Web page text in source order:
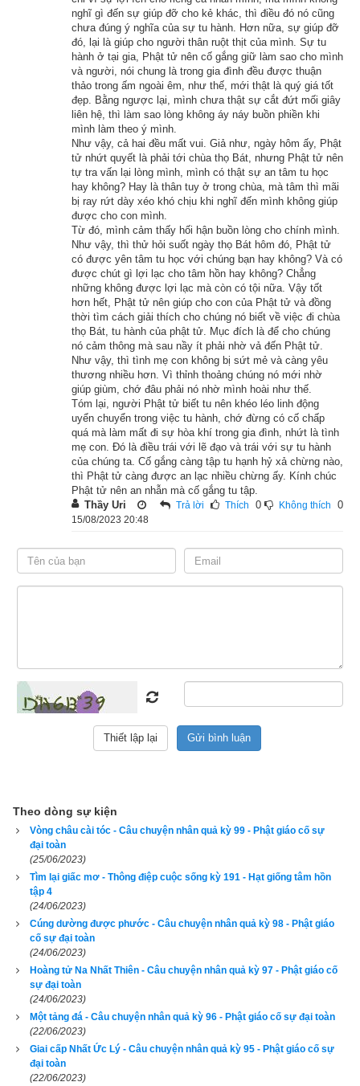
Số là cách Vương Xá Thành không xa, trong khu rừng trúc có
một con rắn độc ghê rợn ẩn náu. Giả như có người đi ngang
khu rừng đó, thì lửa giận của nó phừng lên, nó bèn nhìn người
ấy một cách độc ác. Nếu như người đó đến gần nó hơn một
chút thì nó liền dùng khí độc làm hại, hoặc dùng răng độc cắn
người ấy. Vết thương dầu nặng dầu nhẹ, cuối cùng người ấy
cũng sẽ táng thân mất mạng.
Vì vậy có người mới đem chuyện này tâu lên quốc vương,
thỉnh cầu vua tìm cách giải quyết. Nhà vua nghĩ tới nghĩ lui tìm
đủ mọi biện pháp, lại vì đã có rất nhiều người muốn trừ khử
con rắn độc này mà đều bị nó giết chết, nên vua chỉ còn một
cách là cầu cứu đức Phật.
Đức Phật bằng lòng giúp nhà vua, nên một hôm, Ngài một
mình một thân đi bộ thẳng vào khu rừng trúc, nơi con rắn độc
đang ẩn náu. Con rắn độc nhìn thấy đức Phật từ xa, tâm sân
hận nổi lên, nó đăm đăm nhìn đức Phật rồi còn há miệng thật
to, thè cái lưỡi đỏ ra tính vồ tới làm hại Ngài. Đức Phật vận
dụng lực từ bi, từ mỗi đầu ngón tay của Ngài phát ra năm tia
sáng năm màu. Những tia sáng năm màu rực rỡ này chiếu
lên thân rắn khiến nó lập tức trở nên hiền lành, độc khí tiêu
tan, tâm hoan hỉ phát sinh. Nó ngóc đầu lên chiêm ngưỡng
đức Phật và suy nghĩ trong đầu rằng:
diệu chiếu lên thân ta, khiến cho thân tâm ta cảm thấy mát mẻ
sảng khoái như thế này?
– Trưởng giả Hiền Diện, trong những kiếp trước ngươi là
người keo kiệt tham lam, ngươi có biết tội của mình đã làm
không? Trong thời quá khứ, tuy rất giàu sang phú quý nhưng
tâm keo kiệt và đố kỵ rất mạnh, ngươi chuyên làm việc dối trá
còn nổi giận nhìn người ta một cách dữ dằn, dùng lời độc ác
mắng người ta. Vì thế, kiếp này ngươi mới phải chịu quả báo
mang lấy hình thù xấu xí, tại sao ngươi vẫn chưa chịu phản
tỉnh mà sám hối? Tại sao lại còn sinh tâm ác độc mà nhiễu hại
những người đi ngang qua đây? Tội nghiệp của ngươi đã nặng
lắm rồi, bây giờ còn tiếp tục tạo nữa, ngươi muốn chịu khổ
cho tới chừng nào mới ngưng? Nếu ngươi cứ theo đà này thì
quả báo khổ đau về sau sẽ vô cùng vô tận, cả ngàn vạn kiếp
cũng không thoát ra được.
Âm thanh từ bi của giọng nói đức Phật đã đánh vào tận tâm
can con rắn một cách mạnh mẽ. Nó nghe pháp âm rồi, liền
thấy rõ ràng điều sai quấy mình đã làm, sinh tâm tàm quý và
sám hối tội lỗi trước mặt đức Phật.
nghĩ gì đến sự giúp đỡ cho kẻ khác, thì điều đó nó cũng
chưa đúng ý nghĩa của sự tu hành. Hơn nữa, sự giúp đỡ
đó, lại là giúp cho người thân ruột thịt của mình. Sự tu
hành ở tại gia, Phật tử nên cố gắng giữ làm sao cho mình
và người, nói chung là trong gia đình đều được thuận
thảo trong ấm ngoài êm, như thế, mới thật là quý giá tốt
đẹp. Bằng ngược lại, mình chưa thật sự cắt đứt mối giây
liên hệ, thì làm sao lòng không áy náy buồn phiền khi
mình làm theo ý mình.
Như vậy, cả hai đều mất vui. Giả như, ngày hôm ấy, Phật
tử nhứt quyết là phải tới chùa thọ Bát, nhưng Phật tử nên
tự tra vấn lại lòng mình, mình có thật sự an tâm tu học
hay không? Hay là thân tuy ở trong chùa, mà tâm thì mãi
bị ray rứt dày xéo khó chịu khi nghĩ đến mình không giúp
được cho con mình.
Từ đó, mình cảm thấy hối hận buồn lòng cho chính mình.
Như vậy, thì thử hỏi suốt ngày thọ Bát hôm đó, Phật tử
có được yên tâm tu học với chúng bạn hay không? Và có
được chút gì lợi lạc cho tâm hồn hay không? Chẳng
những không được lợi lạc mà còn có tội nữa. Vậy tốt
hơn hết, Phật tử nên giúp cho con của Phật tử và đồng
thời tìm cách giải thích cho chúng nó biết về việc đi chùa
thọ Bát, tu hành của phật tử. Mục đích là để cho chúng
nó cảm thông mà sau nầy ít phải nhờ vả đến Phật tử.
Như vậy, thì tình mẹ con không bị sứt mẻ và càng yêu
thương nhiều hơn. Vì thỉnh thoảng chúng nó mới nhờ
giúp giùm, chớ đâu phải nó nhờ mình hoài như thế.
Tóm lại, người Phật tử biết tu nên khéo léo linh động
uyển chuyển trong việc tu hành, chớ đừng có cố chấp
quá mà làm mất đi sự hòa khí trong gia đình, nhứt là tình
mẹ con. Đó là điều trái với lẽ đạo và trái với sự tu hành
của chúng ta. Cố gắng càng tập tu hạnh hỷ xả chừng nào,
thì Phật tử càng được an lạc nhiều chừng ấy. Kính chúc
Phật tử nên an nhẫn mà cố gắng tu tập.
Thầy Uri
Trả lời Thích 0 Không thích 0
15/08/2023 20:48
Theo dòng sự kiện
Vòng châu cài tóc - Câu chuyện nhân quả kỳ 99 - Phật giáo cố sự
đại toàn
(25/06/2023)
Tìm lại giấc mơ - Thông điệp cuộc sống kỳ 191 - Hạt giống tâm hồn
tập 4
(24/06/2023)
Cúng dường được phước - Câu chuyện nhân quả kỳ 98 - Phật giáo
cố sự đại toàn
(24/06/2023)
Hoàng tử Na Nhất Thiên - Câu chuyện nhân quả kỳ 97 - Phật giáo cố
sự đại toàn
(24/06/2023)
Một tảng đá - Câu chuyện nhân quả kỳ 96 - Phật giáo cố sự đại toàn
(22/06/2023)
Giai cấp Nhất Ức Lý - Câu chuyện nhân quả kỳ 95 - Phật giáo cố sự
đại toàn
(22/06/2023)